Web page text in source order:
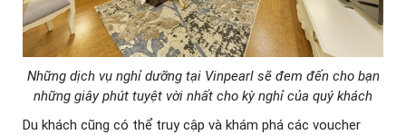
Những dịch vụ nghỉ dưỡng tại Vinpearl sẽ đem đến cho bạn
những giây phút tuyệt vời nhất cho kỳ nghỉ của quý khách
Du khách cũng có thể truy cập và khám phá các voucher